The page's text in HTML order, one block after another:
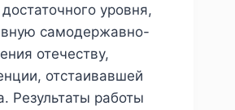
уровня,
самодержавно-
отечеству,
отстаивавшей
Результаты работы